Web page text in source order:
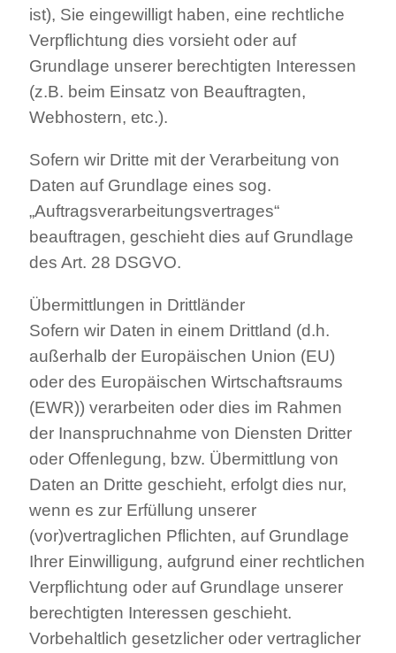
ist), Sie eingewilligt haben, eine rechtliche
Verpflichtung dies vorsieht oder auf
Grundlage unserer berechtigten Interessen
(z.B. beim Einsatz von Beauftragten,
Webhostern, etc.).
Sofern wir Dritte mit der Verarbeitung von
Daten auf Grundlage eines sog.
„Auftragsverarbeitungsvertrages“
beauftragen, geschieht dies auf Grundlage
des Art. 28 DSGVO.
Übermittlungen in Drittländer
Sofern wir Daten in einem Drittland (d.h.
außerhalb der Europäischen Union (EU)
oder des Europäischen Wirtschaftsraums
(EWR)) verarbeiten oder dies im Rahmen
der Inanspruchnahme von Diensten Dritter
oder Offenlegung, bzw. Übermittlung von
Daten an Dritte geschieht, erfolgt dies nur,
wenn es zur Erfüllung unserer
(vor)vertraglichen Pflichten, auf Grundlage
Ihrer Einwilligung, aufgrund einer rechtlichen
Verpflichtung oder auf Grundlage unserer
berechtigten Interessen geschieht.
Vorbehaltlich gesetzlicher oder vertraglicher